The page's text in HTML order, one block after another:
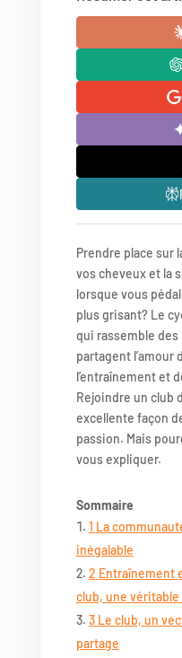
Prendre place sur
vos cheveux et la
lorsque vous
plus grisant? Le
qui rassemble
partagent l’amour
l’entraînement et
Rejoindre un club
excellente façon
passion. Mais
vous expliquer.
Sommaire
1 La
inégalable
2 Entraînement
club, une
3 Le club, un
partage